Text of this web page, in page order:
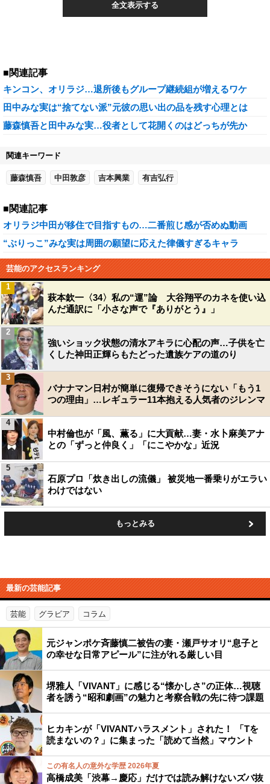
全文表示する
■関連記事
キンコン、オリラジ…退所後もグループ継続組が増えるワケ
田中みな実は“捨てない派”元彼の思い出の品を残す心理とは
藤森慎吾と田中みな実…役者として花開くのはどっちが先か
関連キーワード
藤森慎吾 中田敦彦 吉本興業 有吉弘行
■関連記事
オリラジ中田が移住で目指すもの…二番煎じ感が否めぬ動画
“ぶりっこ”みな実は周囲の願望に応えた律儀すぎるキャラ
芸能のアクセスランキング
萩本欽一〈34〉私の“運”論 大谷翔平のカネを使い込
んだ通訳に「小さな声で『ありがとう』」
1
強いショック状態の清水アキラに心配の声…子供を亡
くした神田正輝らもたどった遺族ケアの道のり
2
バナナマン日村が簡単に復帰できそうにない「もう1
つの理由」…レギュラー11本抱える人気者のジレンマ
3
中村倫也が「風、薫る」に大貢献…妻・水卜麻美アナ
との「ずっと仲良く」「にこやかな」近況
4
石原プロ「炊き出しの流儀」 被災地一番乗りがエラい
わけではない
5
もっとみる
最新の芸能記事
芸能 グラビア コラム
元ジャンポケ斉藤慎二被告の妻・瀬戸サオリ“息子と
の幸せな日常アピール”に注がれる厳しい目
堺雅人「VIVANT」に感じる“懐かしさ”の正体…視聴
者を誘う“昭和劇画”の魅力と考察合戦の先に待つ課題
ヒカキンが「VIVANTハラスメント」された！ 「Tを
読まないの？」に集まった「読めて当然」マウント
この有名人の意外な学歴 2026年夏
高橋成美「渋幕→慶応」だけでは読み解けないズバ抜